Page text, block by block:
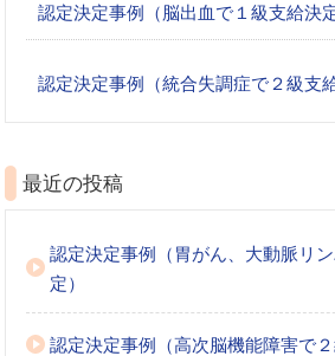
認定決定事例（脳出血で１級支給決定
認定決定事例（統合失調症で２級支
最近の投稿
認定決定事例（胃がん、大動脈リ
定）
認定決定事例（高次脳機能障害で２